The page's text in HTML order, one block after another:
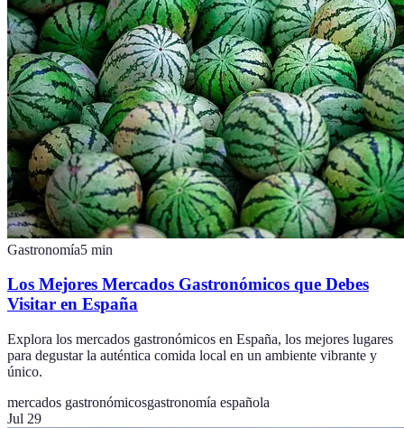
Gastronomía5 min
Los Mejores Mercados Gastronómicos que Debes
Visitar en España
Explora los mercados gastronómicos en España, los mejores lugares
para degustar la auténtica comida local en un ambiente vibrante y
único.
mercados gastronómicosgastronomía española
Jul 29